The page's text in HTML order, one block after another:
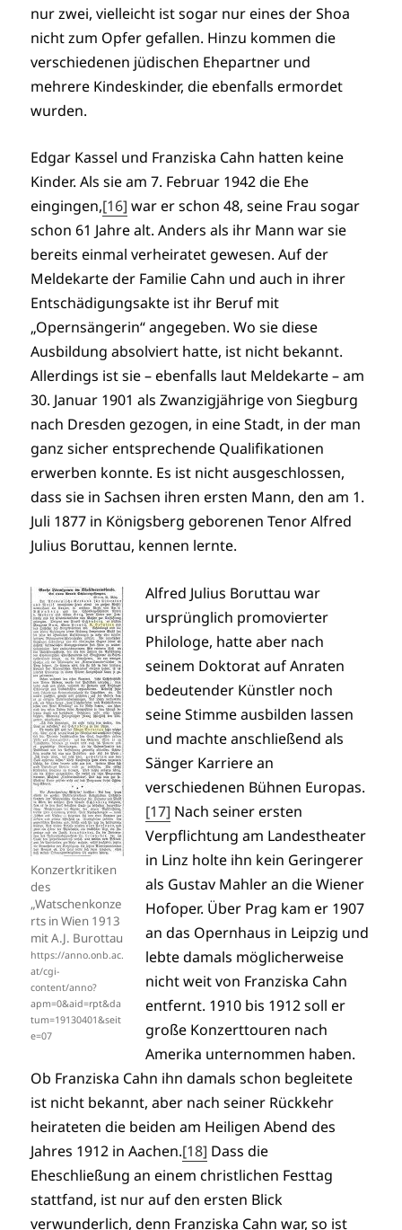
nur zwei, vielleicht ist sogar nur eines der Shoa
nicht zum Opfer gefallen. Hinzu kommen die
verschiedenen jüdischen Ehepartner und
mehrere Kindeskinder, die ebenfalls ermordet
wurden.
Edgar Kassel und Franziska Cahn hatten keine
Kinder. Als sie am 7. Februar 1942 die Ehe
eingingen,[16] war er schon 48, seine Frau sogar
schon 61 Jahre alt. Anders als ihr Mann war sie
bereits einmal verheiratet gewesen. Auf der
Meldekarte der Familie Cahn und auch in ihrer
Entschädigungsakte ist ihr Beruf mit
„Opernsängerin“ angegeben. Wo sie diese
Ausbildung absolviert hatte, ist nicht bekannt.
Allerdings ist sie – ebenfalls laut Meldekarte – am
30. Januar 1901 als Zwanzigjährige von Siegburg
nach Dresden gezogen, in eine Stadt, in der man
ganz sicher entsprechende Qualifikationen
erwerben konnte. Es ist nicht ausgeschlossen,
dass sie in Sachsen ihren ersten Mann, den am 1.
Juli 1877 in Königsberg geborenen Tenor Alfred
Julius Boruttau, kennen lernte.
Konzertkritiken
des
„Watschenkonze
rts in Wien 1913
mit A.J. Burottau
https://anno.onb.ac.
at/cgi-
content/anno?
apm=0&aid=rpt&da
tum=19130401&seit
e=07
Alfred Julius Boruttau war
ursprünglich promovierter
Philologe, hatte aber nach
seinem Doktorat auf Anraten
bedeutender Künstler noch
seine Stimme ausbilden lassen
und machte anschließend als
Sänger Karriere an
verschiedenen Bühnen Europas.
[17] Nach seiner ersten
Verpflichtung am Landestheater
in Linz holte ihn kein Geringerer
als Gustav Mahler an die Wiener
Hofoper. Über Prag kam er 1907
an das Opernhaus in Leipzig und
lebte damals möglicherweise
nicht weit von Franziska Cahn
entfernt. 1910 bis 1912 soll er
große Konzerttouren nach
Amerika unternommen haben.
Ob Franziska Cahn ihn damals schon begleitete
ist nicht bekannt, aber nach seiner Rückkehr
heirateten die beiden am Heiligen Abend des
Jahres 1912 in Aachen.[18] Dass die
Eheschließung an einem christlichen Festtag
stattfand, ist nur auf den ersten Blick
verwunderlich, denn Franziska Cahn war, so ist